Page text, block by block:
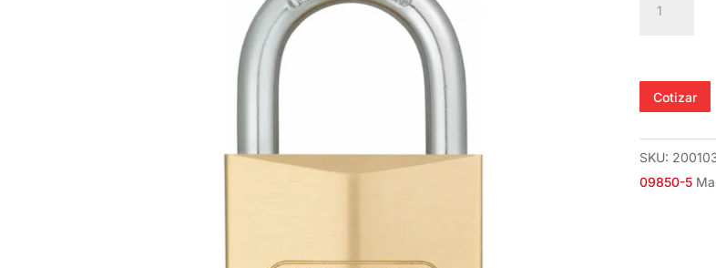
Latón
Blis
09850-
5
cantidad
Cotizar
SKU:
09850-5